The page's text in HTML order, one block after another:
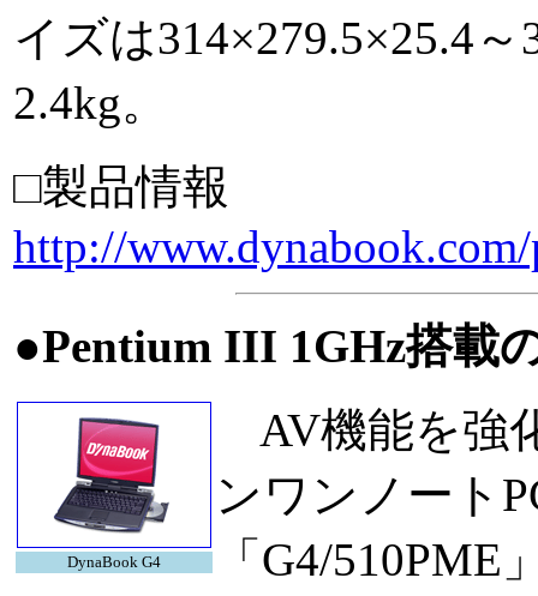
イズは314×279.5×25.4
2.4kg。
□製品情報
http://
●Pentium III 1GHz搭載
DynaBook G4
AV機能を強
ンワンノート
「G4/